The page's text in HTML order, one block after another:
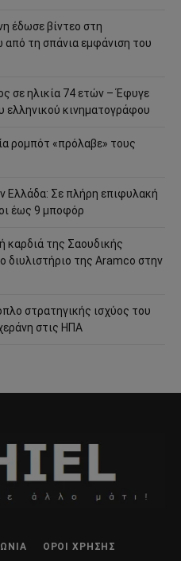
έδωσε βίντεο στη
τη σπάνια εμφάνιση του
σε ηλικία 74 ετών – Έφυγε
ελληνικού κινηματογράφου
ρομπότ «πρόλαβε» τους
Ελλάδα: Σε πλήρη επιφυλακή
έως 9 μποφόρ
καρδιά της Σαουδικής
διυλιστήριο της Aramco στην
στρατηγικής ισχύος του
στις ΗΠΑ
ΌΡΟΙ ΧΡΉΣΗΣ